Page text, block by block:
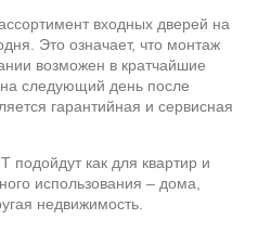
входных дверей на
Это означает, что монтаж
возможен в кратчайшие
следующий день после
гарантийная и сервисная
подойдут как для квартир и
использования – дома,
недвижимость.